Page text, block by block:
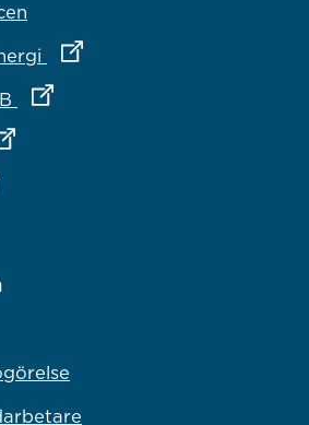
Länk till annan webbplats
Länk till annan webbplats
till annan webbplats
till annan webbplats